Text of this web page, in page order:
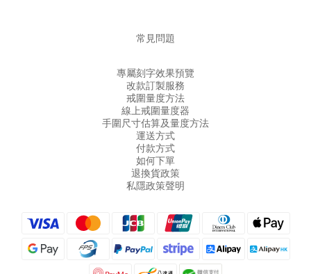
常見問題
專屬刻字效果預覽
改款訂製服務
戒圍量度方法
線上戒圍量度器
手圍尺寸估算及量度方法
運送方式
付款方式
如何下單
退換貨政策
私隱政策聲明